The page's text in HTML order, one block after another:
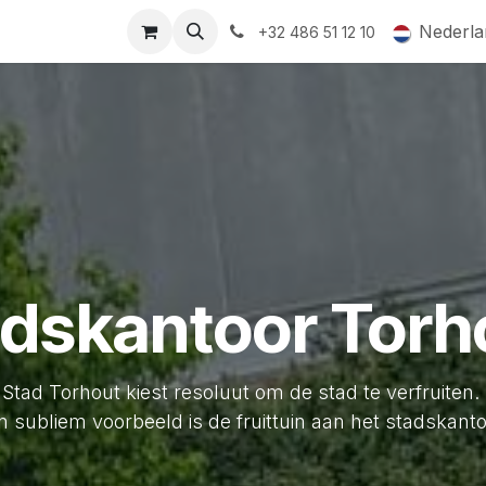
QR-labels Leifruit Subsidiedossiers
+32 486 51 12 10
Stad Torhout kiest resoluut om de stad te verfruiten.
subliem voorbeeld is de fruittuin aan het